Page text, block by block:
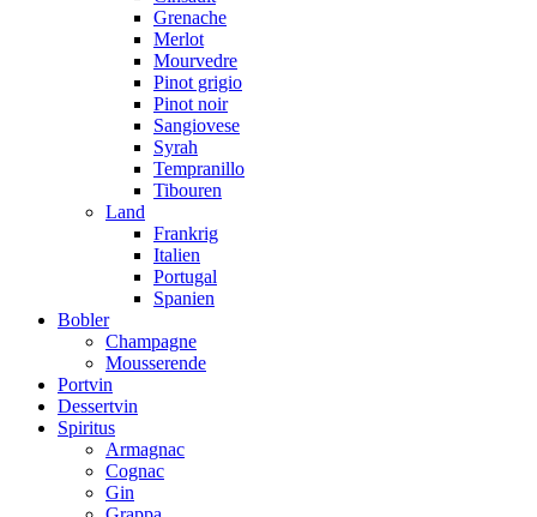
Grenache
Merlot
Mourvedre
Pinot grigio
Pinot noir
Sangiovese
Syrah
Tempranillo
Tibouren
Land
Frankrig
Italien
Portugal
Spanien
Bobler
Champagne
Mousserende
Portvin
Dessertvin
Spiritus
Armagnac
Cognac
Gin